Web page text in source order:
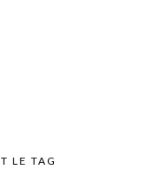
LE TAG